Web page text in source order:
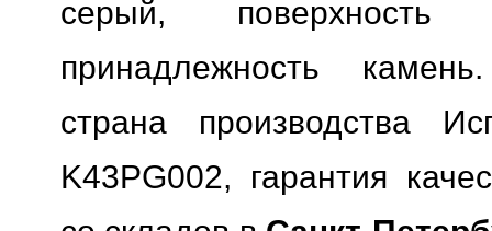
серый, поверхность
принадлежность
страна производства
K43PG002, гарантия